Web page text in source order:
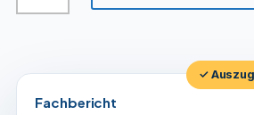
Medien-
Menge
✓
Fachbericht